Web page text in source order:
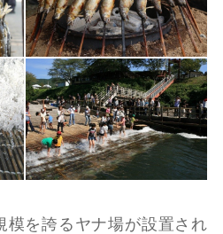
を誇るヤナ場が設置され